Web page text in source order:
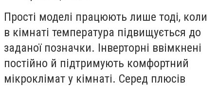
Прості моделі працюють лише тоді, коли
в кімнаті температура підвищується до
заданої позначки. Інверторні ввімкнені
постійно й підтримують комфортний
мікроклімат у кімнаті. Серед плюсів